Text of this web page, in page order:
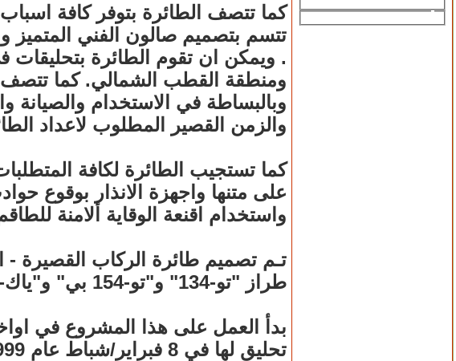
كما تتصف الطائرة بتوفر كافة
تتسم بتصميم صالون الفني المتميز
. ويمكن ان تقوم الطائرة
ومنطقة القطب الشمالي. كما تتصف
وبالبساطة في الاستخدام والصيانة
والزمن القصير المطلوب لاعداد
كما تستجيب الطائرة لكافة
على متنها واجهزة الانذار بوقوع
واستخدام اقنعة الوقاية ألامنة
طراز "تو-134" و"تو-154 بي" و"ياك-42". وذلك على اساس نموذج الطائرة "تو-204" ولكن بحجم مصغر.
بدأ العمل على هذا المشروع في
تحليق لها في 8 فبراير/شباط عام 1999 . وتم فيما بعد صنع طائرتين تجريبيتين اخريتين.